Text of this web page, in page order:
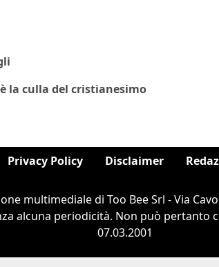
la culla del cristianesimo
Privacy Policy Disclaimer
multimediale di Too Bee Srl - Via
alcuna periodicità. Non può pertanto
07.03.2001